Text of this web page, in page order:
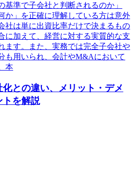
基準で子会社と判断されるのか」
か」を正確に理解している方は意外
社は単に出資比率だけで決まるもの
に加えて、経営に対する実質的な支
ます。また、実務では完全子会社や
も用いられ、会計やM&Aにおいて
本
との違い、メリット・デメ
トを解説